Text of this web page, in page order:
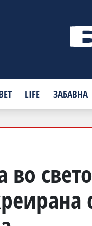
LIFE ЗАБАВНА
во